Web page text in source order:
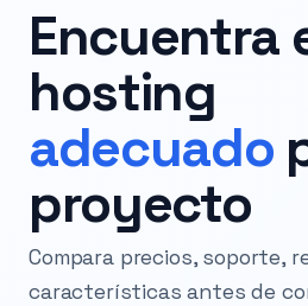
Encuentra
hosting
adecuado
proyecto
Compara precios, soporte,
características antes de